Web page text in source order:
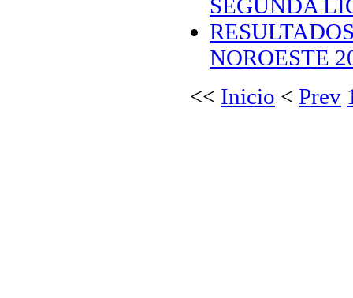
SEGUNDA
NOROESTE
<< Inicio < Prev